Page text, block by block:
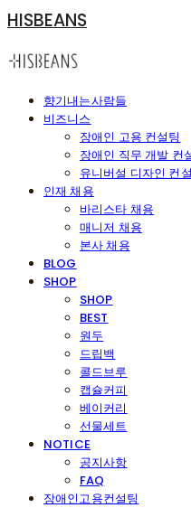
HISBEANS
향기내는사람들
비즈니스
장애인 고용 컨설팅
장애인 직무 개발 컨
유니버설 디자인 컨
인재 채용
바리스타 채용
매니저 채용
본사 채용
BLOG
SHOP
SHOP
BEST
원두
드립백
콜드브루
캡슐커피
베이커리
선물세트
NOTICE
공지사항
FAQ
장애인고용컨설팅